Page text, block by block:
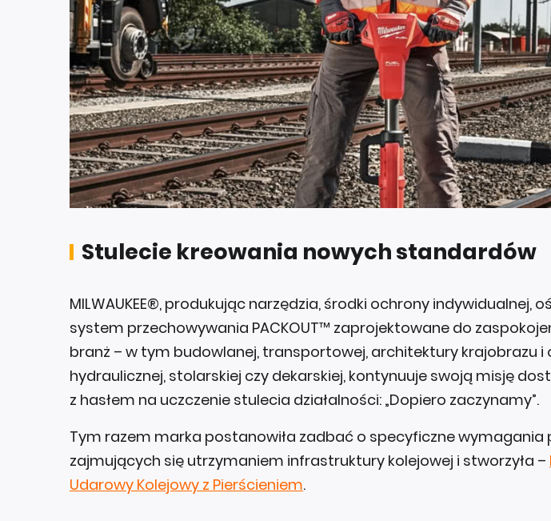
Stulecie kreowania nowych standardów
MILWAUKEE®, produkując narzędzia, środki ochrony indywidualnej,
system przechowywania PACKOUT™ zaprojektowane do
branż – w tym budowlanej, transportowej, architektury krajobrazu
hydraulicznej, stolarskiej czy dekarskiej, kontynuuje swoją misję
z hasłem na uczczenie stulecia działalności: „Dopiero zaczynamy”.
Tym razem marka postanowiła zadbać o specyficzne wymagania
zajmujących się utrzymaniem infrastruktury kolejowej i stworzyła –
Udarowy Kolejowy z Pierścieniem.